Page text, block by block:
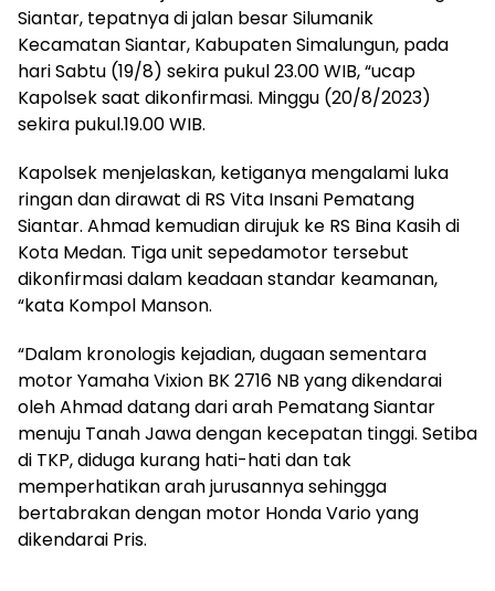
Siantar, tepatnya di jalan besar Silumanik
Kecamatan Siantar, Kabupaten Simalungun, pada
hari Sabtu (19/8) sekira pukul 23.00 WIB, “ucap
Kapolsek saat dikonfirmasi. Minggu (20/8/2023)
sekira pukul.19.00 WIB.
Kapolsek menjelaskan, ketiganya mengalami luka
ringan dan dirawat di RS Vita Insani Pematang
Siantar. Ahmad kemudian dirujuk ke RS Bina Kasih di
Kota Medan. Tiga unit sepedamotor tersebut
dikonfirmasi dalam keadaan standar keamanan,
“kata Kompol Manson.
“Dalam kronologis kejadian, dugaan sementara
motor Yamaha Vixion BK 2716 NB yang dikendarai
oleh Ahmad datang dari arah Pematang Siantar
menuju Tanah Jawa dengan kecepatan tinggi. Setiba
di TKP, diduga kurang hati-hati dan tak
memperhatikan arah jurusannya sehingga
bertabrakan dengan motor Honda Vario yang
dikendarai Pris.